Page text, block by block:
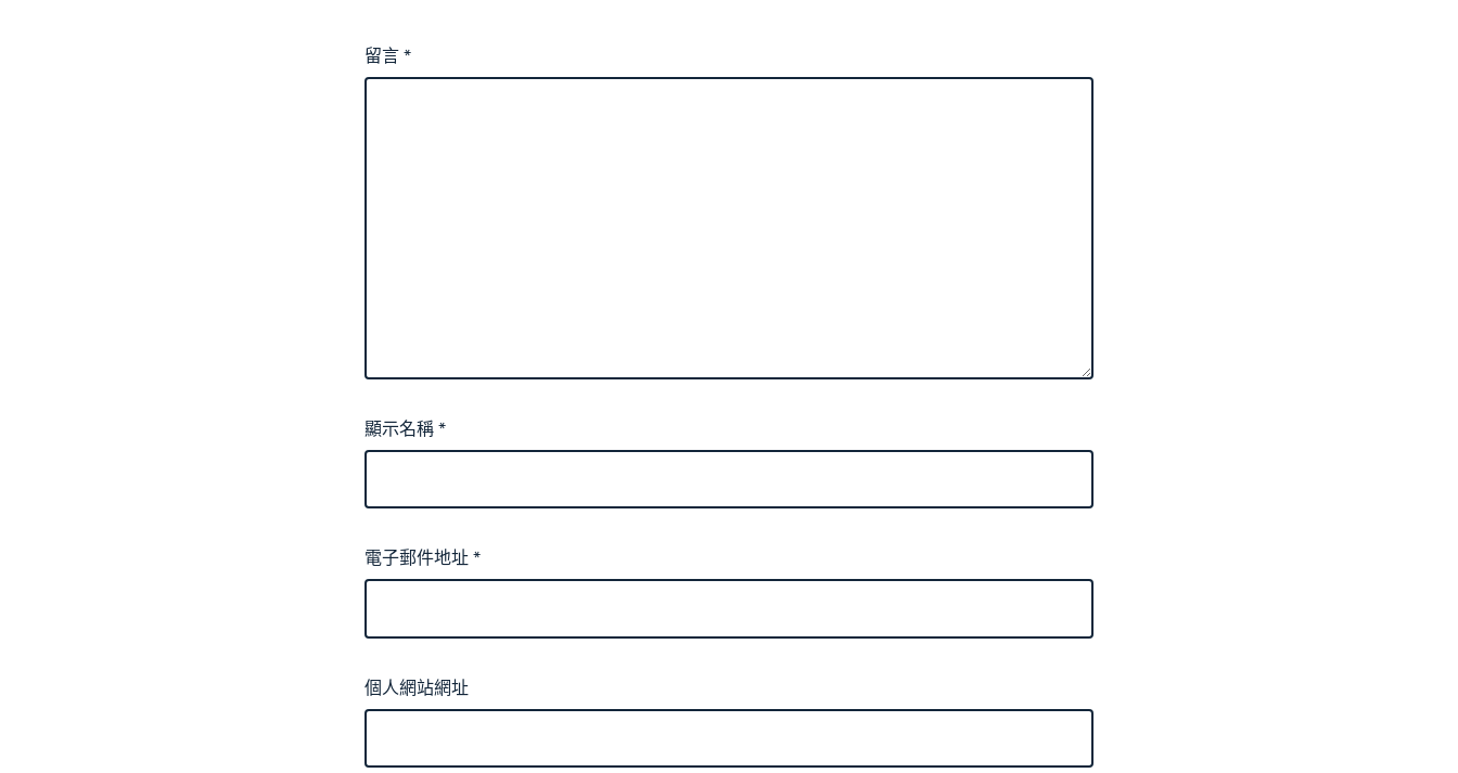
留言*
顯示名稱*
電子郵件地址*
個人網站網址